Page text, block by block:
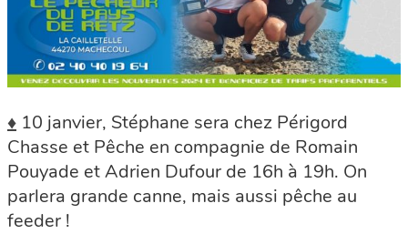
♦ 10 janvier, Stéphane sera chez Périgord
Chasse et Pêche en compagnie de Romain
Pouyade et Adrien Dufour de 16h à 19h. On
parlera grande canne, mais aussi pêche au
feeder !